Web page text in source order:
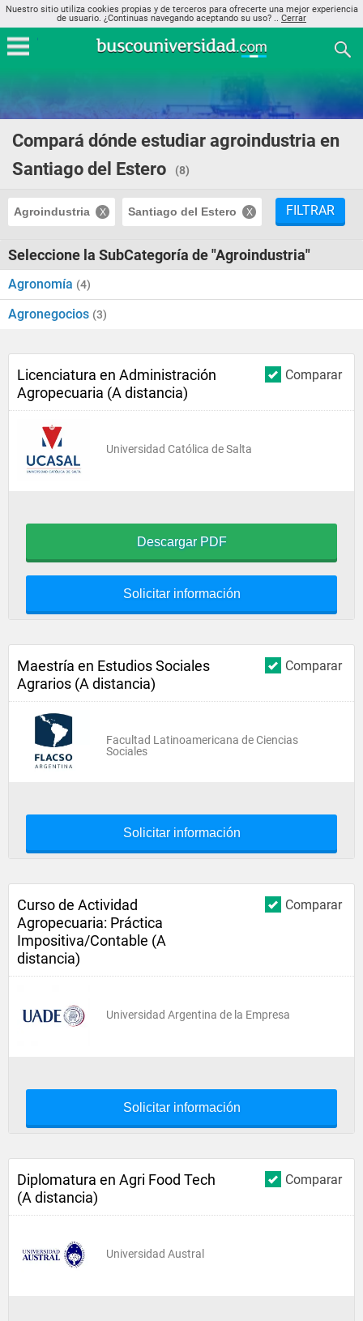
Nuestro sitio utiliza cookies propias y de terceros para ofrecerte una mejor experiencia
de usuario. ¿Continuas navegando aceptando su uso? .. Cerrar
Compará dónde estudiar agroindustria en
Santiago del Estero
(8)
Agroindustria Santiago del Estero FILTRAR
Seleccione la SubCategoría de "Agroindustria"
Agronomía (4)
Agronegocios (3)
Comparar
Licenciatura en Administración
Agropecuaria (A distancia)
Universidad Católica de Salta
Descargar PDF
Solicitar información
Comparar
Maestría en Estudios Sociales
Agrarios (A distancia)
Facultad Latinoamericana de Ciencias
Sociales
Solicitar información
Comparar
Curso de Actividad
Agropecuaria: Práctica
Impositiva/Contable (A
distancia)
Universidad Argentina de la Empresa
Solicitar información
Comparar
Diplomatura en Agri Food Tech
(A distancia)
Universidad Austral